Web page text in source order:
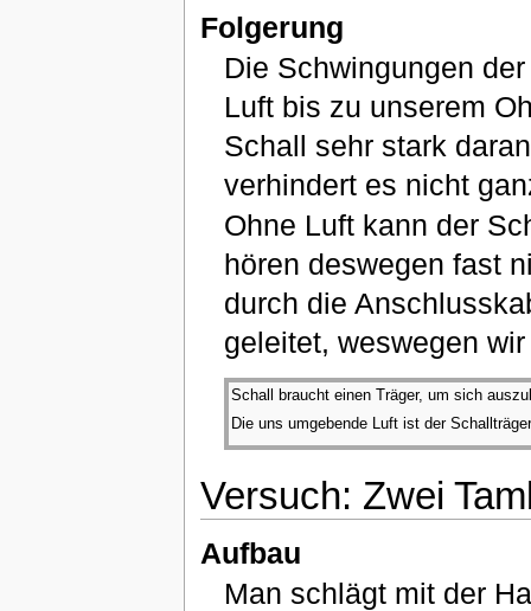
Folgerung
Die Schwingungen
Luft bis zu unserem
Schall sehr stark
verhindert es nicht
Ohne Luft kann der
hören deswegen fast
durch die
geleitet, weswegen
Schall braucht einen Träger, um sich
Die uns umgebende Luft ist der
Versuch: Zwei
Aufbau
Man schlägt mit der